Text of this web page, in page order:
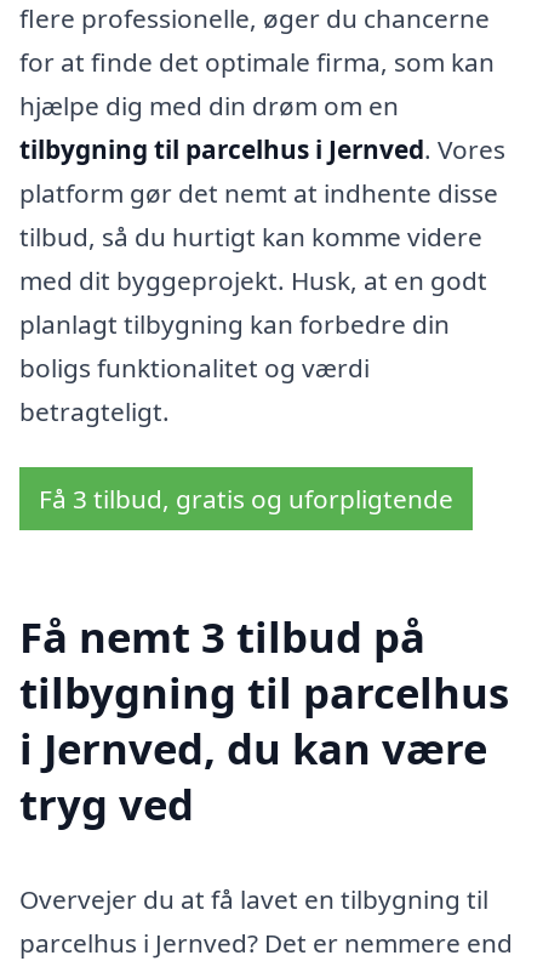
flere professionelle, øger du chancerne
for at finde det optimale firma, som kan
hjælpe dig med din drøm om en
tilbygning til parcelhus i Jernved. Vores
platform gør det nemt at indhente disse
tilbud, så du hurtigt kan komme videre
med dit byggeprojekt. Husk, at en godt
planlagt tilbygning kan forbedre din
boligs funktionalitet og værdi
betragteligt.
Få 3 tilbud, gratis og uforpligtende
Få nemt 3 tilbud på
tilbygning til parcelhus
i Jernved, du kan være
tryg ved
Overvejer du at få lavet en tilbygning til
parcelhus i Jernved? Det er nemmere end